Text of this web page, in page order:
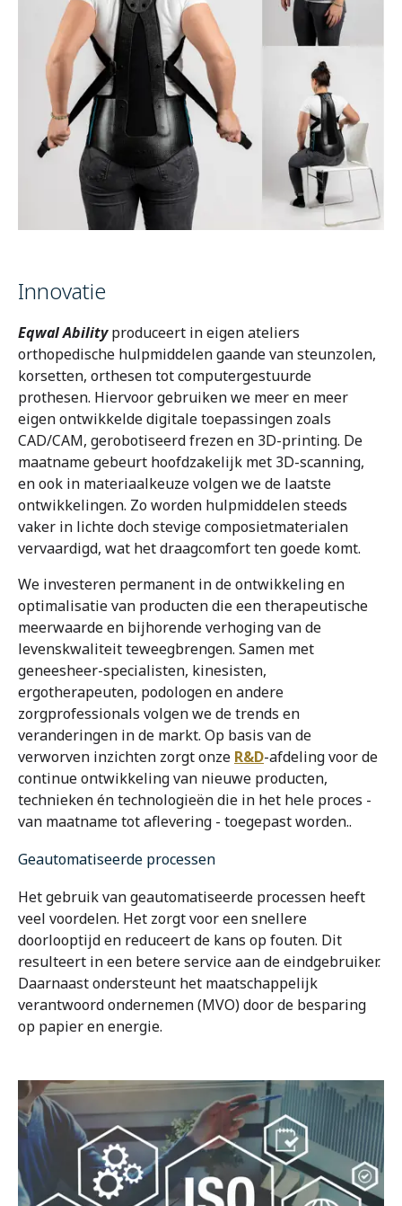
Innovatie
Eqwal Abilityproduceert in eigen ateliers
orthopedische hulpmiddelen gaande van steunzolen,
korsetten, orthesen tot computergestuurde
prothesen. Hiervoor gebruiken we meer en meer
eigen ontwikkelde digitale toepassingen zoals
CAD/CAM, gerobotiseerd frezen en 3D-printing. De
maatname gebeurt hoofdzakelijk met 3D-scanning,
en ook in materiaalkeuze volgen we de laatste
ontwikkelingen. Zo worden hulpmiddelen steeds
vaker in lichte doch stevige composietmaterialen
vervaardigd, wat het draagcomfort ten goede komt.
We investeren permanent in de ontwikkeling en
optimalisatie van producten die een therapeutische
meerwaarde en bijhorende verhoging van de
levenskwaliteit teweegbrengen. Samen met
geneesheer-specialisten, kinesisten,
ergotherapeuten, podologen en andere
zorgprofessionals volgen we de trends en
veranderingen in de markt. Op basis van de
verworven inzichten zorgt onze R&D-afdeling voor de
continue ontwikkeling van nieuwe producten,
technieken én technologieën die in het hele proces -
van maatname tot aflevering - toegepast worden..
Geautomatiseerde processen
Het gebruik van geautomatiseerde processen heeft
veel voordelen. Het zorgt voor een snellere
doorlooptijd en reduceert de kans op fouten. Dit
resulteert in een betere service aan de eindgebruiker.
Daarnaast ondersteunt het maatschappelijk
verantwoord ondernemen (MVO) door de besparing
op papier en energie.